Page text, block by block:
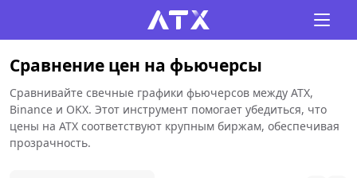
Сравнение цен на фьючерсы
Сравнивайте свечные графики фьючерсов между ATX,
Binance и OKX. Этот инструмент помогает убедиться, что
цены на ATX соответствуют крупным биржам, обеспечивая
прозрачность.